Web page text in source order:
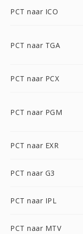
PCT naar ICO
PCT naar TGA
PCT naar PCX
PCT naar PGM
PCT naar EXR
PCT naar G3
PCT naar IPL
PCT naar MTV